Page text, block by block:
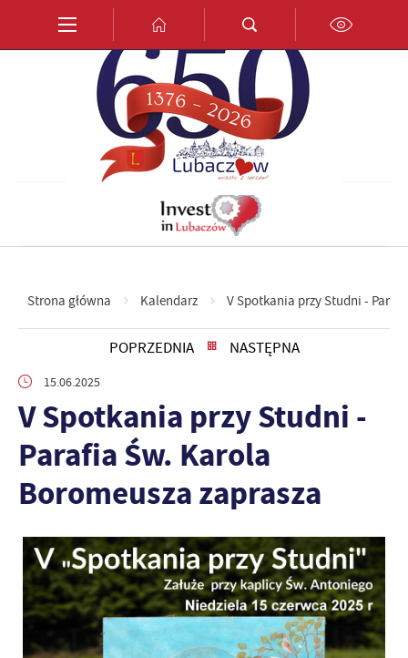
Przejdź do wyszukiwarki.
Przejdź do ustawień wielkości czcionki.
Włącz wersję kontrastową strony.
Strona główna Kalendarz V Spotkania przy Studni -
POPRZEDNIA NASTĘPNA
15.06.2025
V Spotkania przy Studni -
Parafia Św. Karola
Boromeusza zaprasza